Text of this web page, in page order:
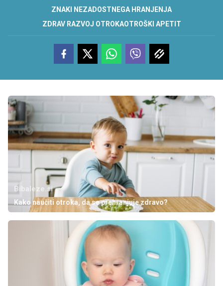
ZNAKI NEZADOSTNEGA HRANJENJA
ZDRAV RAZVOJ OTROKAOTROŠKI APETIT
Bibaleze.si
Kako naučiti otroka, da se prehranjuje zdravo?